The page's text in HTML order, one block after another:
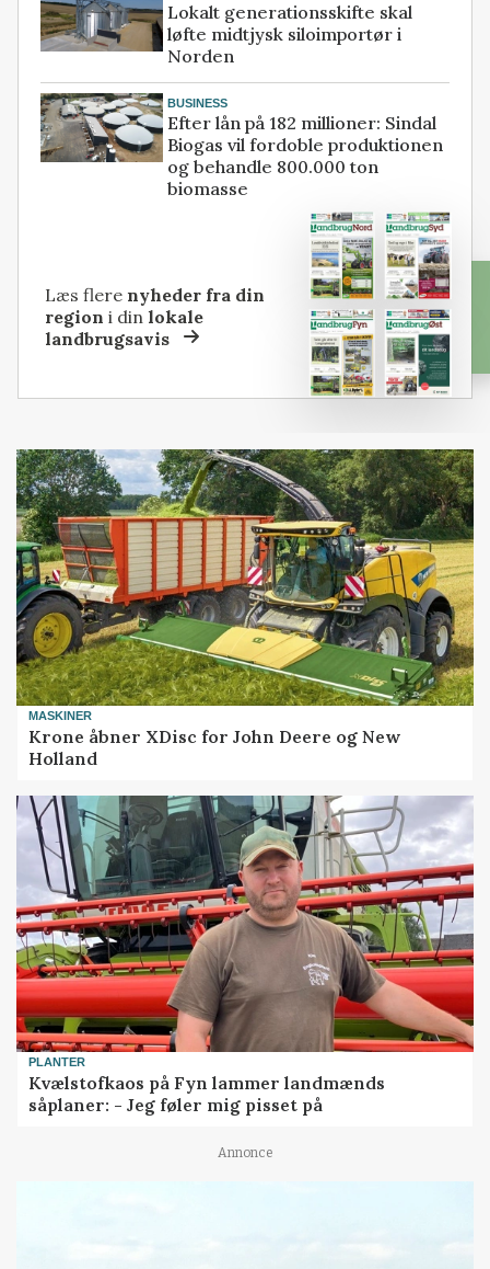
Lokalt generationsskifte skal
løfte midtjysk siloimportør i
Norden
BUSINESS
Efter lån på 182 millioner: Sindal
Biogas vil fordoble produktionen
og behandle 800.000 ton
biomasse
Læs flere nyheder fra din
region i dinlokale
landbrugsavis
MASKINER
Krone åbner XDisc for John Deere og New
Holland
PLANTER
Kvælstofkaos på Fyn lammer landmænds
såplaner: - Jeg føler mig pisset på
Annonce